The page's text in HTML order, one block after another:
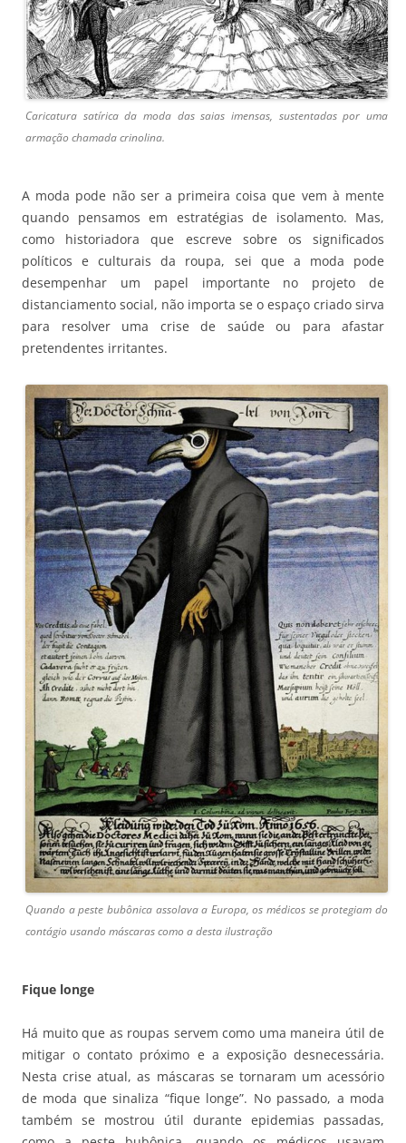
Caricatura satírica da moda das saias imensas, sustentadas por uma
armação chamada crinolina.
A moda pode não ser a primeira coisa que vem à mente
quando pensamos em estratégias de isolamento. Mas,
como historiadora que escreve sobre os significados
políticos e culturais da roupa, sei que a moda pode
desempenhar um papel importante no projeto de
distanciamento social, não importa se o espaço criado sirva
para resolver uma crise de saúde ou para afastar
pretendentes irritantes.
Quando a peste bubônica assolava a Europa, os médicos se protegiam do
contágio usando máscaras como a desta ilustração
Fique longe
Há muito que as roupas servem como uma maneira útil de
mitigar o contato próximo e a exposição desnecessária.
Nesta crise atual, as máscaras se tornaram um acessório
de moda que sinaliza “fique longe”. No passado, a moda
também se mostrou útil durante epidemias passadas,